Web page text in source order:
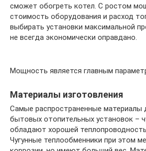
сможет обогреть котел. С ростом
стоимость оборудования и расход
выбирать установки максимальной
не всегда экономически оправдано.
Мощность является главным
Материалы изготовления
Самые распространенные материалы
бытовых отопительных установок –
обладают хорошей
Чугунные теплообменники при этом